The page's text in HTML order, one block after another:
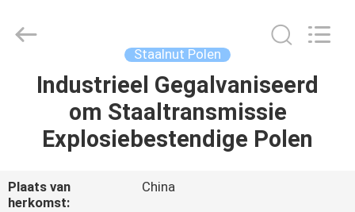
HUIS
PRODUCTEN
VIDEOS
co.,ltd.
Staalnut Polen
Industrieel Gegalvaniseerd
om Staaltransmissie
Explosiebestendige Polen
Plaats van
herkomst:
China